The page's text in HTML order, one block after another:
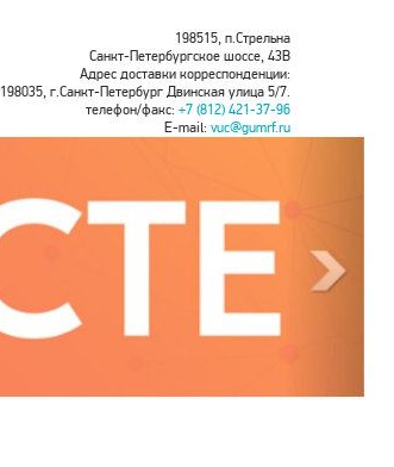
198515, п.Стрельна
Санкт-Петербургское шоссе, 43В
Адрес доставки корреспонденции:
198035, г.Санкт-Петербург Двинская улица 5/7.
телефон/факс: +7 (812) 421-37-96
E-mail: vuc@gumrf.ru